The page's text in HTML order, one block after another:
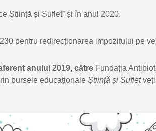
Știință și Suflet” și în anul 2020.
pentru redirecționarea impozitului pe
anului 2019, către Fundația
bursele educaționale Știință și Sufletveți